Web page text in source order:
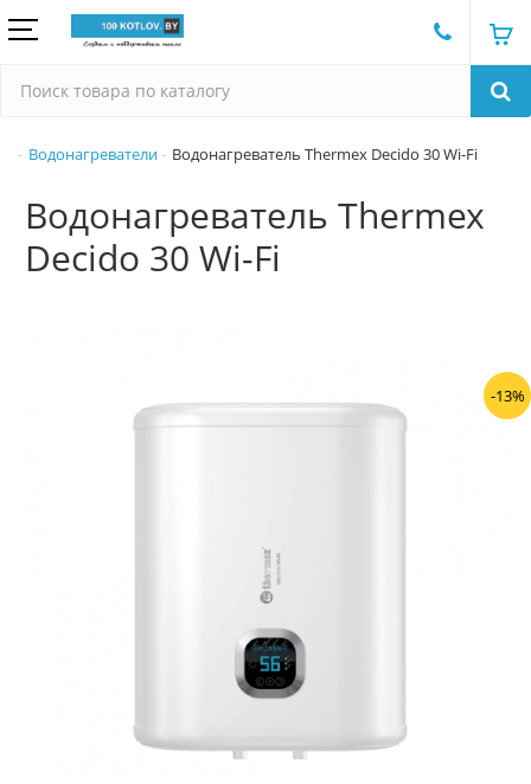
Водонагреватели Водонагреватель Thermex Decido 30 Wi-Fi
Водонагреватель Thermex
Decido 30 Wi-Fi
-13%